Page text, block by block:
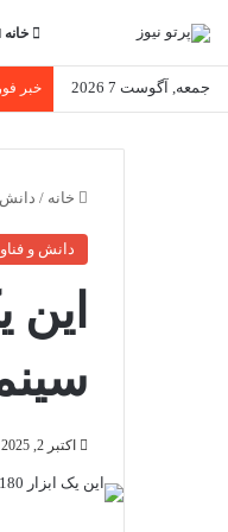
خانه
جمعه, آگوست 7 2026 خبر
خانه / دانش
دانش و
اکتبر 2, 2025